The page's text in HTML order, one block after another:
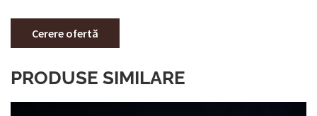
Cerere ofertă
PRODUSE SIMILARE